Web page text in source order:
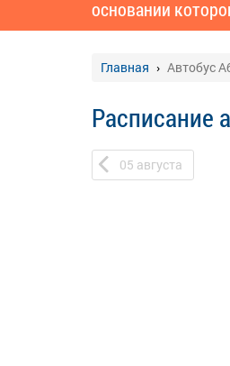
основании
Главная Автобус
Расписание
05 августа